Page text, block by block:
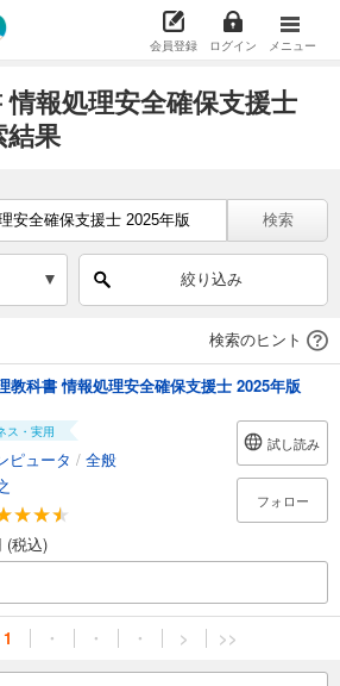
会員登録 ログイン メニュー
報処理安全確保支援士
結果
検索
絞り込み
検索のヒント
教科書 情報処理安全確保支援士 2025年版
ス・実用
ピュータ / 全般
(税込)
試し読み
フォロー
1 ・ ・ ・ > >>